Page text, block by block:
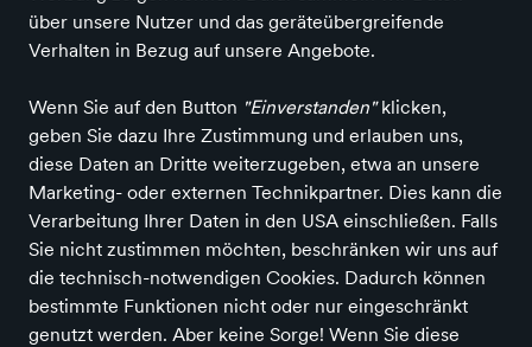
über unsere Nutzer und das geräteübergreifende
Verhalten in Bezug auf unsere Angebote.
Wenn Sie auf den Button "Einverstanden"klicken,
geben Sie dazu Ihre Zustimmung und erlauben uns,
diese Daten an Dritte weiterzugeben, etwa an unsere
Marketing- oder externen Technikpartner. Dies kann die
Verarbeitung Ihrer Daten in den USA einschließen. Falls
Sie nicht zustimmen möchten, beschränken wir uns auf
die technisch-notwendigen Cookies. Dadurch können
bestimmte Funktionen nicht oder nur eingeschränkt
genutzt werden. Aber keine Sorge! Wenn Sie diese
Wissensbücher bis 6 Jahre
ALLE FILTER
Suchbegriff Marken Angebote
25 Produkte